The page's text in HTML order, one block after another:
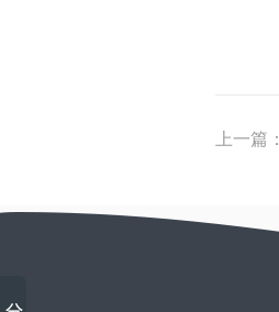
上一篇：